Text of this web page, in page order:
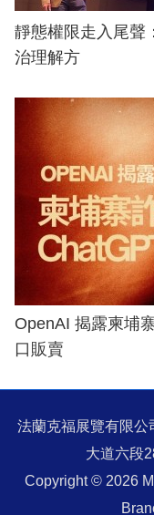
靜態權限走入尾聲
治理解方
OpenAI 揭露柬埔
口販賣
法蘭克福展覽有限公
大道六段
Copyright © 2026